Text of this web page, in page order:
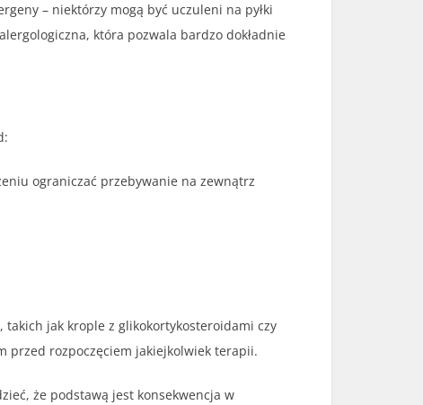
– niektórzy mogą być uczuleni na pyłki
która pozwala bardzo dokładnie
ograniczać przebywanie na zewnątrz
jak krople z glikokortykosteroidami czy
przed rozpoczęciem jakiejkolwiek terapii.
że podstawą jest konsekwencja w